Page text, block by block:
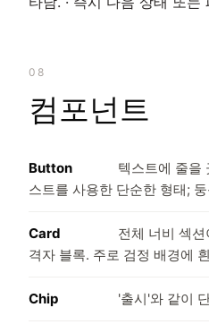
08
컴포넌트
Button
텍스트에 줄을
스트를 사용한 단순한 형태;
Card
전체 너비 섹
격자 블록. 주로 검정 배경에
Chip '출시'와 같이